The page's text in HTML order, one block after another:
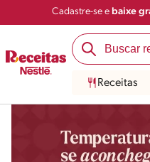
Cadastre-se e baixe
Receitas